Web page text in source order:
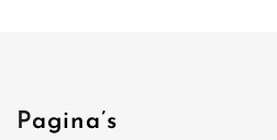
Pagina’s